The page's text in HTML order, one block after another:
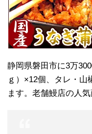
静岡県磐田市に3万
ｇ）×12個、タレ・山
ます。老舗鰻店の人気